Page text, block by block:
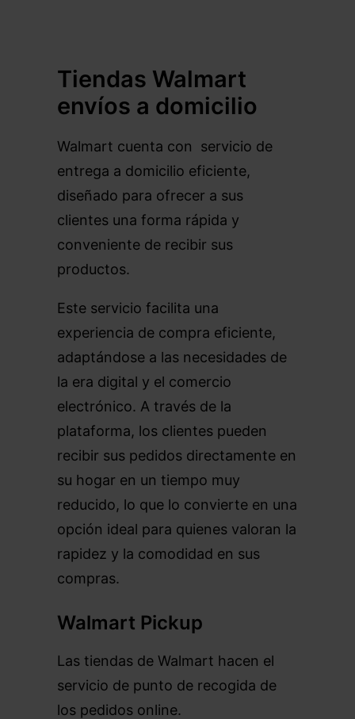
Tiendas Walmart
envíos a domicilio
Walmart cuenta con servicio de
entrega a domicilio eficiente,
diseñado para ofrecer a sus
clientes una forma rápida y
conveniente de recibir sus
productos.
Este servicio facilita una
experiencia de compra eficiente,
adaptándose a las necesidades de
la era digital y el comercio
electrónico. A través de la
plataforma, los clientes pueden
recibir sus pedidos directamente en
su hogar en un tiempo muy
reducido, lo que lo convierte en una
opción ideal para quienes valoran la
rapidez y la comodidad en sus
compras.
Walmart Pickup
Las tiendas de Walmart hacen el
servicio de punto de recogida de
los pedidos online.